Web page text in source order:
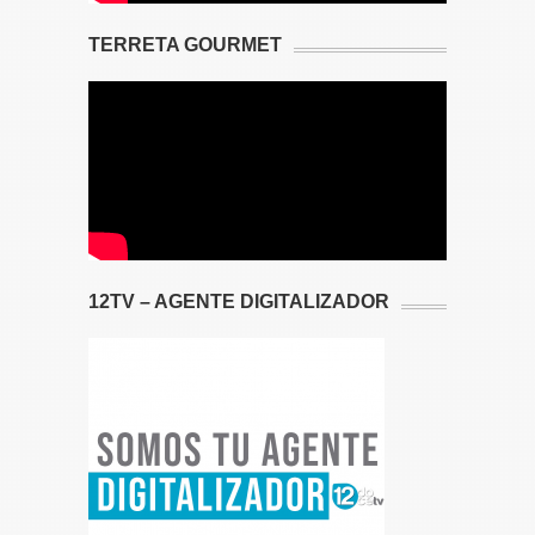
TERRETA GOURMET
12TV – AGENTE DIGITALIZADOR